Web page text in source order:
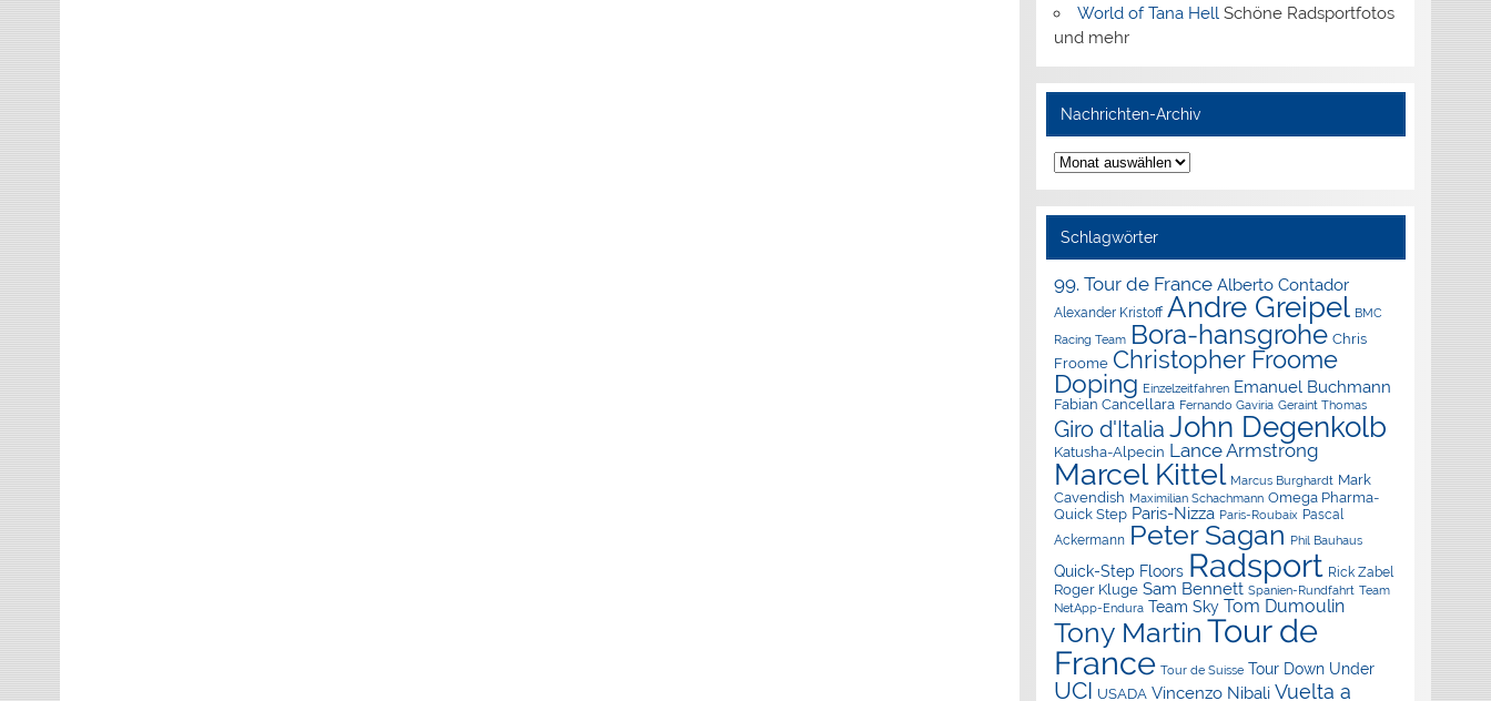
World of Tana Hell Schöne Radsportfotos
und mehr
Nachrichten-Archiv
Nachrichten-
Archiv
Schlagwörter
99. Tour de France Alberto Contador
Alexander Kristoff Andre Greipel BMC
Racing Team Bora-hansgrohe Chris
Froome Christopher Froome
Doping Einzelzeitfahren Emanuel Buchmann
Fabian Cancellara Fernando Gaviria Geraint Thomas
Giro d'Italia John Degenkolb
Katusha-Alpecin Lance Armstrong
Marcel Kittel Marcus Burghardt Mark
Cavendish Maximilian Schachmann Omega Pharma-
Quick Step Paris-Nizza Paris-Roubaix Pascal
Ackermann Peter Sagan Phil Bauhaus
Quick-Step Floors Radsport Rick Zabel
Roger Kluge Sam Bennett Spanien-Rundfahrt Team
NetApp-Endura Team Sky Tom Dumoulin
Tony Martin Tour de
France Tour de Suisse Tour Down Under
UCI USADA Vincenzo Nibali Vuelta a